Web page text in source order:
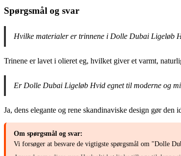
Spørgsmål og svar
Hvilke materialer er trinnene i Dolle Dubai Ligeløb
Trinene er lavet i olieret eg, hvilket giver et varmt,
Er Dolle Dubai Ligeløb Hvid egnet til moderne og
Ja, dens elegante og rene skandinaviske design gør
Om spørgsmål og svar:
Vi forsøger at besvare de vigtigste spørgsmål om "Dolle